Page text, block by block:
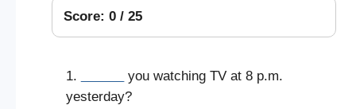
Score: 0 / 25
1.
you watching TV at 8 p.m.
yesterday?